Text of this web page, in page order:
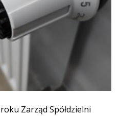
Zarząd Spółdzielni